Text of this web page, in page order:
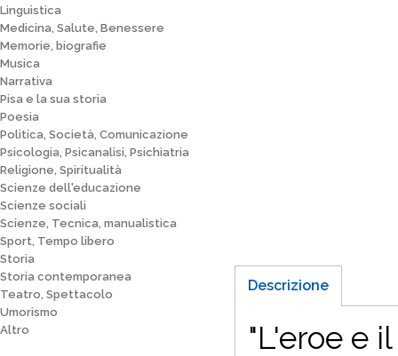
Linguistica
Medicina, Salute, Benessere
Memorie, biografie
Musica
Narrativa
Pisa e la sua storia
Poesia
Politica, Società, Comunicazione
Psicologia, Psicanalisi, Psichiatria
Religione, Spiritualità
Scienze dell'educazione
Scienze sociali
Scienze, Tecnica, manualistica
Sport, Tempo libero
Storia
Storia contemporanea
Teatro, Spettacolo
Umorismo
Altro
Descrizione
"L'eroe e